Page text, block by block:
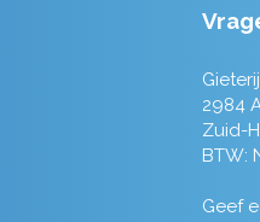
2984
Zuid-
BTW:
Geef